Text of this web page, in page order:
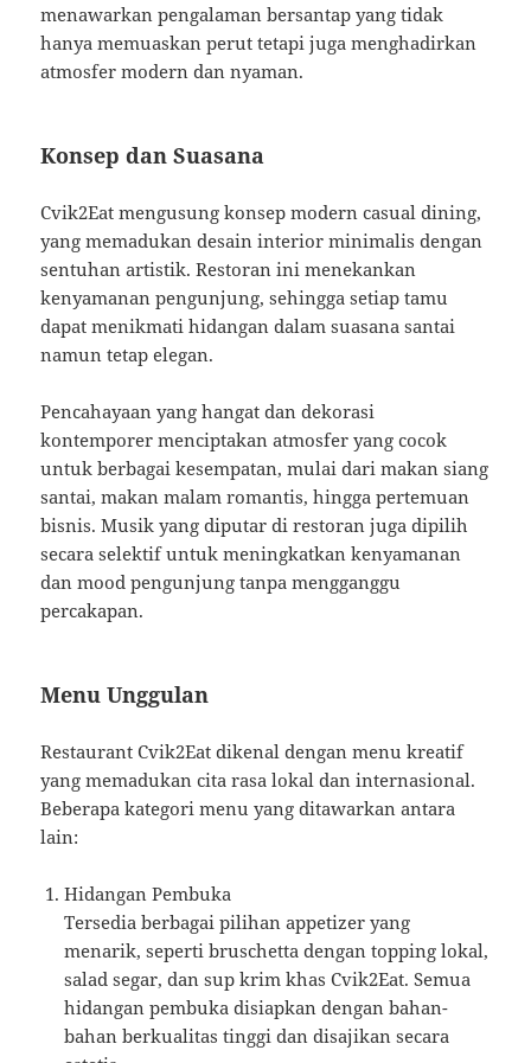
menawarkan pengalaman bersantap yang tidak
hanya memuaskan perut tetapi juga menghadirkan
atmosfer modern dan nyaman.
Konsep dan Suasana
Cvik2Eat mengusung konsep modern casual dining,
yang memadukan desain interior minimalis dengan
sentuhan artistik. Restoran ini menekankan
kenyamanan pengunjung, sehingga setiap tamu
dapat menikmati hidangan dalam suasana santai
namun tetap elegan.
Pencahayaan yang hangat dan dekorasi
kontemporer menciptakan atmosfer yang cocok
untuk berbagai kesempatan, mulai dari makan siang
santai, makan malam romantis, hingga pertemuan
bisnis. Musik yang diputar di restoran juga dipilih
secara selektif untuk meningkatkan kenyamanan
dan mood pengunjung tanpa mengganggu
percakapan.
Menu Unggulan
Restaurant Cvik2Eat dikenal dengan menu kreatif
yang memadukan cita rasa lokal dan internasional.
Beberapa kategori menu yang ditawarkan antara
lain:
Hidangan Pembuka
Tersedia berbagai pilihan appetizer yang
menarik, seperti bruschetta dengan topping lokal,
salad segar, dan sup krim khas Cvik2Eat. Semua
hidangan pembuka disiapkan dengan bahan-
bahan berkualitas tinggi dan disajikan secara